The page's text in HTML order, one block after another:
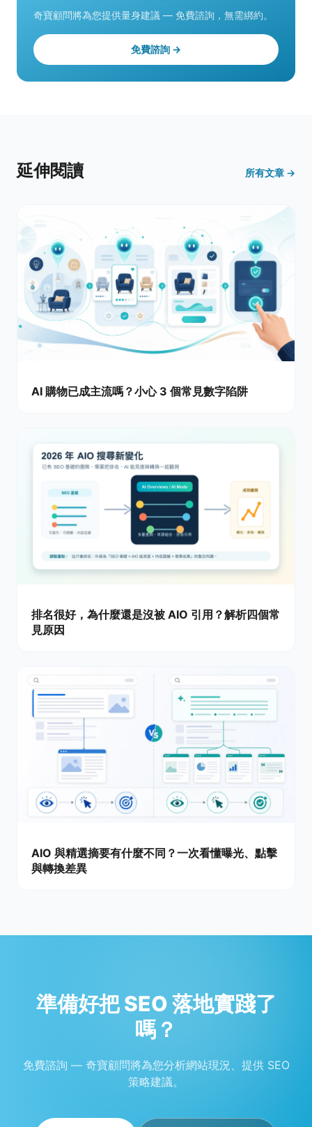
奇寶顧問將為您提供量身建議 — 免費諮詢，無需綁約。
免費諮詢 →
延伸閱讀 所有文章 →
AI 購物已成主流嗎？小心 3 個常見數字陷阱
排名很好，為什麼還是沒被 AIO 引用？解析四個常
見原因
AIO 與精選摘要有什麼不同？一次看懂曝光、點擊
與轉換差異
準備好把 SEO 落地實踐了
嗎？
免費諮詢 — 奇寶顧問將為您分析網站現況、提供 SEO
策略建議。